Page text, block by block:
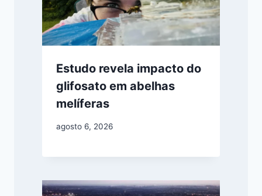
Estudo revela impacto do
glifosato em abelhas
melíferas
agosto 6, 2026